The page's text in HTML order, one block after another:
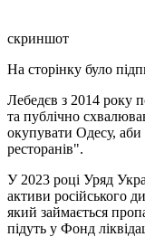
скриншот
На сторінку було
Лебедєв з 2014 року
та публічно
окупувати Одесу, аби
ресторанів".
У 2023 році Уряд
активи російського
який займається
підуть у Фонд